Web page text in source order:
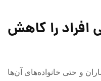
افراد را کاهش
و حتی خانواده‌های آن‌ها